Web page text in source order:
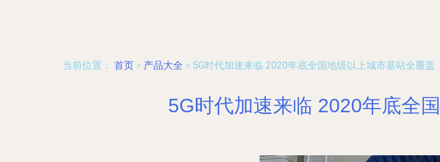
当前位置： 首页 > 产品大全 > 5G时代加速来临 2020年底全国地级以上城市基站全覆盖
5G时代加速来临 2020年底全